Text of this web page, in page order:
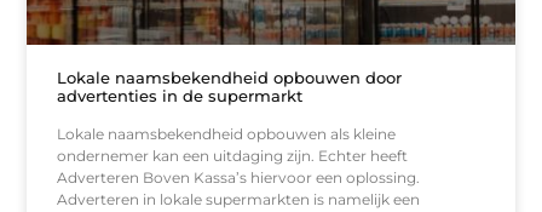
Lokale naamsbekendheid opbouwen door
advertenties in de supermarkt
Lokale naamsbekendheid opbouwen als kleine
ondernemer kan een uitdaging zijn. Echter heeft
Adverteren Boven Kassa’s hiervoor een oplossing.
Adverteren in lokale supermarkten is namelijk een